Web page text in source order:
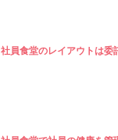
社員食堂のレイアウトは委